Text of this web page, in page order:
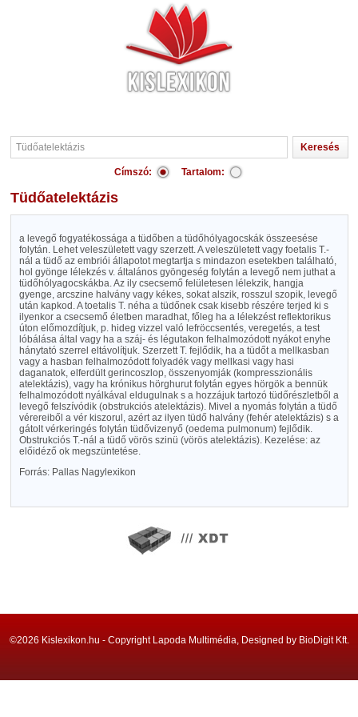
Címszó: Tartalom:
Tüdőatelektázis
a levegő fogyatékossága a tüdőben a tüdőhólyagocskák összeesése
folytán. Lehet veleszületett vagy szerzett. A veleszületett vagy foetalis T.-
nál a tüdő az embriói állapotot megtartja s mindazon esetekben található,
hol gyönge lélekzés v. általános gyöngeség folytán a levegő nem juthat a
tüdőhólyagocskákba. Az ily csecsemő felületesen lélekzik, hangja
gyenge, arcszine halvány vagy kékes, sokat alszik, rosszul szopik, levegő
után kapkod. A toetalis T. néha a tüdőnek csak kisebb részére terjed ki s
ilyenkor a csecsemő életben maradhat, főleg ha a lélekzést reflektorikus
úton előmozdítjuk, p. hideg vizzel való lefröccsentés, veregetés, a test
lóbálása által vagy ha a száj- és légutakon felhalmozódott nyákot enyhe
hánytató szerrel eltávolítjuk. Szerzett T. fejlődik, ha a tüdőt a mellkasban
vagy a hasban felhalmozódott folyadék vagy mellkasi vagy hasi
daganatok, elferdült gerincoszlop, összenyomják (kompresszionális
atelektázis), vagy ha krónikus hörghurut folytán egyes hörgök a bennük
felhalmozódott nyálkával eldugulnak s a hozzájuk tartozó tüdőrészletből a
levegő felszívódik (obstrukciós atelektázis). Mivel a nyomás folytán a tüdő
vérereiből a vér kiszorul, azért az ilyen tüdő halvány (fehér atelektázis) s a
gátolt vérkeringés folytán tüdővizenyő (oedema pulmonum) fejlődik.
Obstrukciós T.-nál a tüdő vörös szinü (vörös atelektázis). Kezelése: az
előidéző ok megszüntetése.
Forrás: Pallas Nagylexikon
©2026 Kislexikon.hu - Copyright Lapoda Multimédia, Designed by BioDigit Kft.